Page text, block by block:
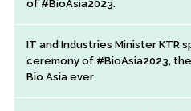
of #BioAsia2023.
IT and Industries Minister KTR
ceremony of #BioAsia2023,
Bio Asia ever